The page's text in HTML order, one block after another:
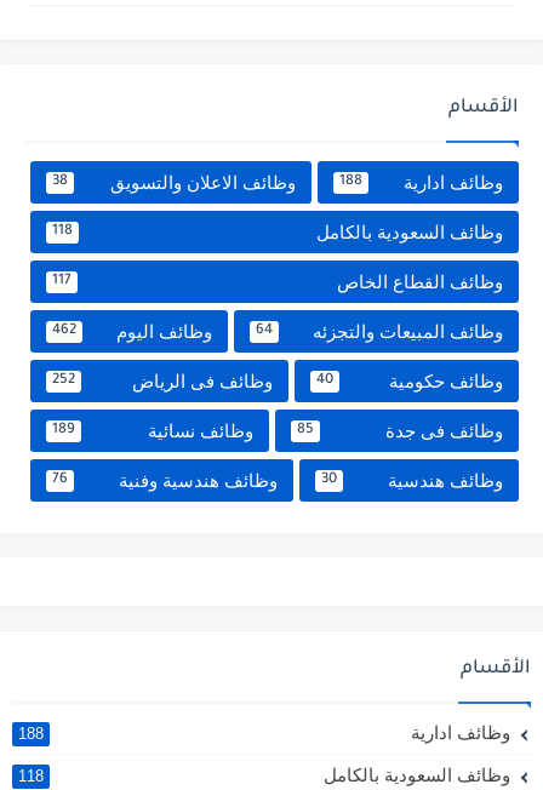
الأقسام
وظائف ادارية 188 وظائف الاعلان والتسويق 38
وظائف السعودية بالكامل 118
وظائف القطاع الخاص 117
وظائف المبيعات والتجزئه 64 وظائف اليوم 462
وظائف حكومية 40 وظائف فى الرياض 252
وظائف فى جدة 85 وظائف نسائية 189
وظائف هندسية 30 وظائف هندسية وفنية 76
الأقسام
وظائف ادارية 188
وظائف السعودية بالكامل 118